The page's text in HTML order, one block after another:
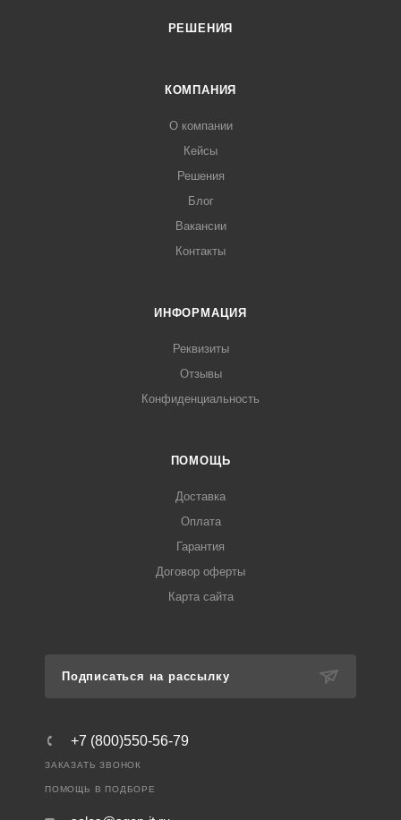
РЕШЕНИЯ
КОМПАНИЯ
О компании
Кейсы
Решения
Блог
Вакансии
Контакты
ИНФОРМАЦИЯ
Реквизиты
Отзывы
Конфиденциальность
ПОМОЩЬ
Доставка
Оплата
Гарантия
Договор оферты
Карта сайта
Подписаться на рассылку
+7 (800)550-56-79
ЗАКАЗАТЬ ЗВОНОК
ПОМОЩЬ В ПОДБОРЕ